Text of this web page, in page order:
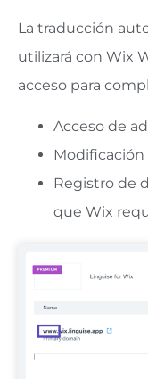
La traducción
utilizará con Wix
acceso para
Acceso de
Registro de
que Wix